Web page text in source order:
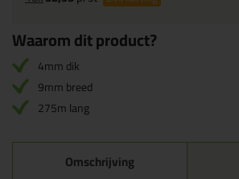
Waarom dit product?
4mm dik
9mm breed
275m lang
Omschrijving